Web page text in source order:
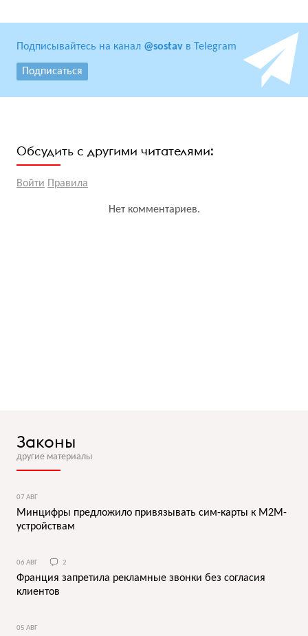
Подписывайтесь на канал @sostav в Telegram
Подписаться
Обсудить с другими читателями:
Войти Правила
Нет комментариев.
Законы
другие материалы
07 АВГ
Минцифры предложило привязывать сим-карты к M2M-
устройствам
06 АВГ 2
Франция запретила рекламные звонки без согласия
клиентов
05 АВГ